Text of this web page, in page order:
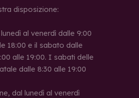
disposizione:
al venerdì dalle 9:00
18:00 e il sabato dalle
alle 19:00. I sabati delle
dalle 8:30 alle 19:00
dal lunedì al venerdì